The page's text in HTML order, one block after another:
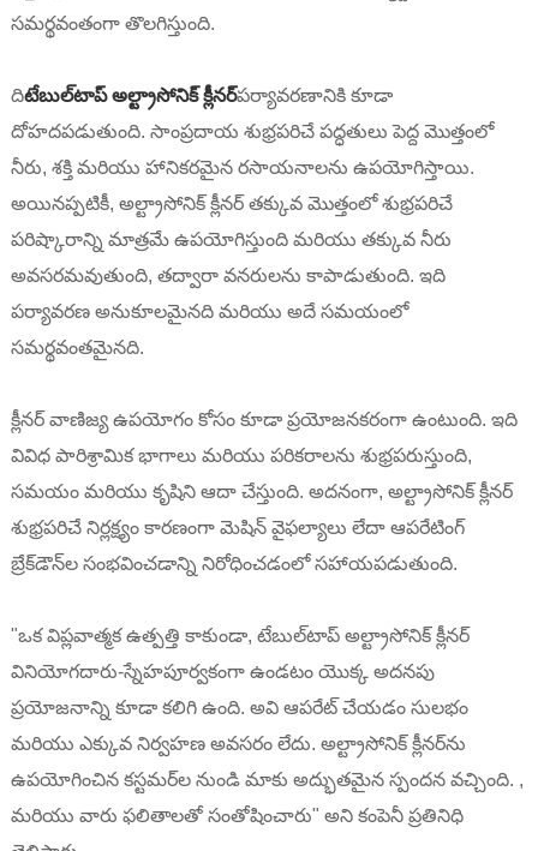
సమర్థవంతంగా తొలగిస్తుంది.
దిటేబుల్‌టాప్ అల్ట్రాసోనిక్ క్లీనర్పర్యావరణానికి కూడా
దోహదపడుతుంది. సాంప్రదాయ శుభ్రపరిచే పద్ధతులు పెద్ద మొత్తంలో
నీరు, శక్తి మరియు హానికరమైన రసాయనాలను ఉపయోగిస్తాయి.
అయినప్పటికీ, అల్ట్రాసోనిక్ క్లీనర్ తక్కువ మొత్తంలో శుభ్రపరిచే
పరిష్కారాన్ని మాత్రమే ఉపయోగిస్తుంది మరియు తక్కువ నీరు
అవసరమవుతుంది, తద్వారా వనరులను కాపాడుతుంది. ఇది
పర్యావరణ అనుకూలమైనది మరియు అదే సమయంలో
సమర్థవంతమైనది.
క్లీనర్ వాణిజ్య ఉపయోగం కోసం కూడా ప్రయోజనకరంగా ఉంటుంది. ఇది
వివిధ పారిశ్రామిక భాగాలు మరియు పరికరాలను శుభ్రపరుస్తుంది,
సమయం మరియు కృషిని ఆదా చేస్తుంది. అదనంగా, అల్ట్రాసోనిక్ క్లీనర్
శుభ్రపరిచే నిర్లక్ష్యం కారణంగా మెషిన్ వైఫల్యాలు లేదా ఆపరేటింగ్
బ్రేక్‌డౌన్‌ల సంభవించడాన్ని నిరోధించడంలో సహాయపడుతుంది.
"ఒక విప్లవాత్మక ఉత్పత్తి కాకుండా, టేబుల్‌టాప్ అల్ట్రాసోనిక్ క్లీనర్
వినియోగదారు-స్నేహపూర్వకంగా ఉండటం యొక్క అదనపు
ప్రయోజనాన్ని కూడా కలిగి ఉంది. అవి ఆపరేట్ చేయడం సులభం
మరియు ఎక్కువ నిర్వహణ అవసరం లేదు. అల్ట్రాసోనిక్ క్లీనర్‌ను
ఉపయోగించిన కస్టమర్‌ల నుండి మాకు అద్భుతమైన స్పందన వచ్చింది. ,
మరియు వారు ఫలితాలతో సంతోషించారు" అని కంపెనీ ప్రతినిధి